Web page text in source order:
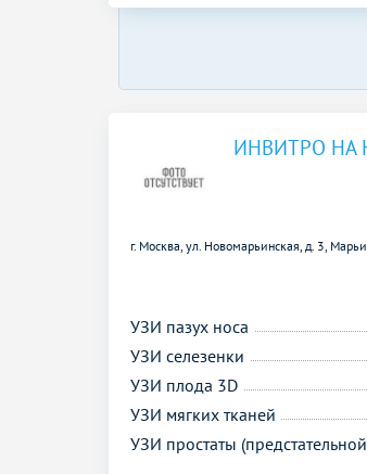
ИНВИТРО НА
г. Москва, ул. Новомарьинская, д. 3,
УЗИ пазух носа
УЗИ селезенки
УЗИ плода 3D
УЗИ мягких тканей
УЗИ простаты